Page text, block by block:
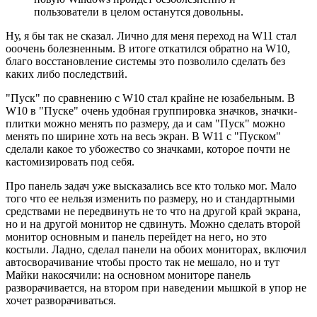
пользователи в целом останутся довольны.
Ну, я бы так не сказал. Лично для меня переход на W11 стал
ооочень болезненным. В итоге откатился обратно на W10,
благо восстановление системы это позволило сделать без
каких либо последствий.
"Пуск" по сравнению с W10 стал крайне не юзабельным. В
W10 в "Пуске" очень удобная группировка значков, значки-
плитки можно менять по размеру, да и сам "Пуск" можно
менять по ширине хоть на весь экран. В W11 с "Пуском"
сделали какое то убожество со значками, которое почти не
кастомизировать под себя.
Про панель задач уже высказались все кто только мог. Мало
того что ее нельзя изменить по размеру, но и стандартными
средствами не передвинуть не то что на другой край экрана,
но и на другой монитор не сдвинуть. Можно сделать второй
монитор основным и панель перейдет на него, но это
костыли. Ладно, сделал панели на обоих мониторах, включил
автосворачивание чтобы просто так не мешало, но и тут
Майки накосячили: на основном мониторе панель
разворачивается, на втором при наведении мышкой в упор не
хочет разворачиваться.